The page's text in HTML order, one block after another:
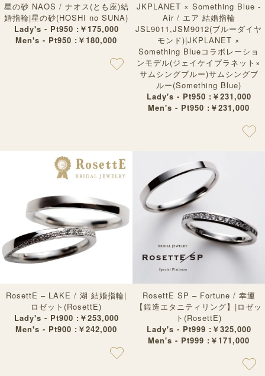
星の砂 NAOS / ナオス(とも座)結
婚指輪|星の砂(HOSHI no SUNA)
Lady's - Pt950 :￥175,000
Men's - Pt950 :￥180,000
JKPLANET × Something Blue -
Air / エア 結婚指輪
JSL9011,JSM9012(ブルーダイヤ
モンド)|JKPLANET ×
Something Blueコラボレーショ
ンモデル(ジェイケイプラネット×
サムシングブルー)サムシングブ
ルー(Something Blue)
Lady's - Pt950 :￥231,000
Men's - Pt950 :￥231,000
RosettE – LAKE / 湖 結婚指輪|
ロゼット(RosettE)
Lady's - Pt900 :￥253,000
Men's - Pt900 :￥242,000
RosettE SP – Fortune / 幸運
【鍛造エタニティリング】|ロゼッ
ト(RosettE)
Lady's - Pt999 :￥325,000
Men's - Pt999 :￥171,000